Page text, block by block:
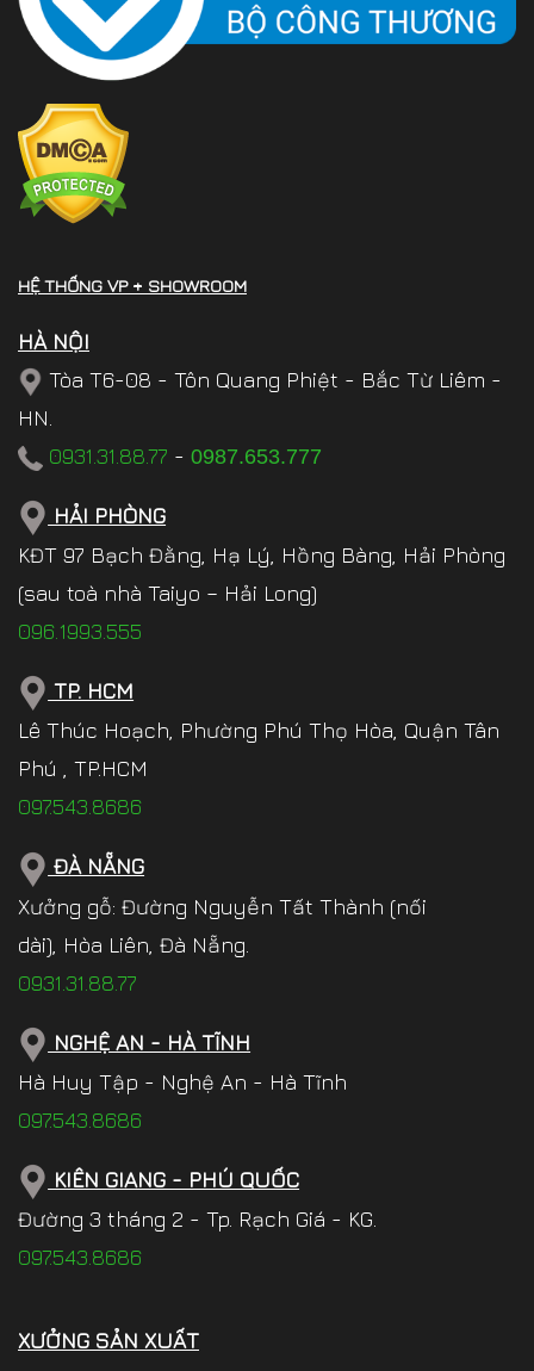
HỆ THỐNG VP + SHOWROOM
HÀ NỘI
Tòa T6-08 - Tôn Quang Phiệt - Bắc Từ Liêm -
HN.
0931.31.88.77 - 0987.653.777
HẢI PHÒNG
KĐT 97 Bạch Đằng, Hạ Lý, Hồng Bàng, Hải Phòng
(sau toà nhà Taiyo – Hải Long)
096.1993.555
TP. HCM
Lê Thúc Hoạch, Phường Phú Thọ Hòa, Quận Tân
Phú , TP.HCM
097.543.8686
ĐÀ NẴNG
Xưởng gỗ: Đường Nguyễn Tất Thành (nối
dài), Hòa Liên, Đà Nẵng.
0931.31.88.77
NGHỆ AN - HÀ TĨNH
Hà Huy Tập - Nghệ An - Hà Tĩnh
097.543.8686
KIÊN GIANG - PHÚ QUỐC
Đường 3 tháng 2 - Tp. Rạch Giá - KG.
097.543.8686
XƯỞNG SẢN XUẤT